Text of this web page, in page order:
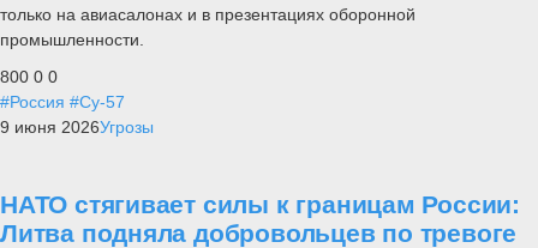
только на авиасалонах и в презентациях оборонной
промышленности.
800 0 0
#Россия #Су-57
9 июня 2026Угрозы
НАТО стягивает силы к границам России:
Литва подняла добровольцев по тревоге